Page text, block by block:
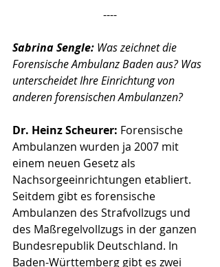
----
Sabrina Sengle: Was zeichnet die
Forensische Ambulanz Baden aus? Was
unterscheidet Ihre Einrichtung von
anderen forensischen Ambulanzen?
Dr. Heinz Scheurer: Forensische
Ambulanzen wurden ja 2007 mit
einem neuen Gesetz als
Nachsorgeeinrichtungen etabliert.
Seitdem gibt es forensische
Ambulanzen des Strafvollzugs und
des Maßregelvollzugs in der ganzen
Bundesrepublik Deutschland. In
Baden-Württemberg gibt es zwei